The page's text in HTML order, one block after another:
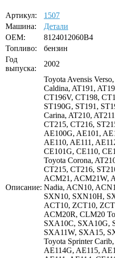
Артикул:
1507
Машина:
Детали
OEM:
8124012060B4
Топливо:
бензин
Год
выпуска:
2002
Описание:
Toyota Avensis
Caldina, AT191,
CT196V, CT198,
ST190G, ST191,
Carina, AT210,
CT215, CT216,
AE100G, AE101,
AE110, AE111,
CE101G, CE110,
Toyota Corona,
CT215, CT216,
ACM21, ACM21W,
Nadia, ACN10,
SXN10, SXN10H,
ACT10, ZCT10,
ACM20R, CLM20
SXA10C, SXA10G,
SXA11W, SXA15,
Toyota Sprinter
AE114G, AE115,